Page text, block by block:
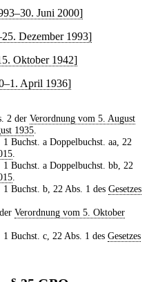
Juni 2000]
Dezember 1993]
Oktober 1942]
April 1936]
2 der Verordnung vom 5. August
1935
Buchst. a Doppelbuchst. aa, 22
Buchst. a Doppelbuchst. bb, 22
Buchst. b, 22 Abs. 1 des Gesetzes
Verordnung vom 5. Oktober
Buchst. c, 22 Abs. 1 des Gesetzes